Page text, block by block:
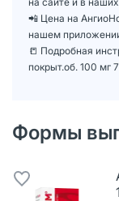
📲 Цена на
нашем
📒 Подробная
покрыт.об. 100 мг
Формы